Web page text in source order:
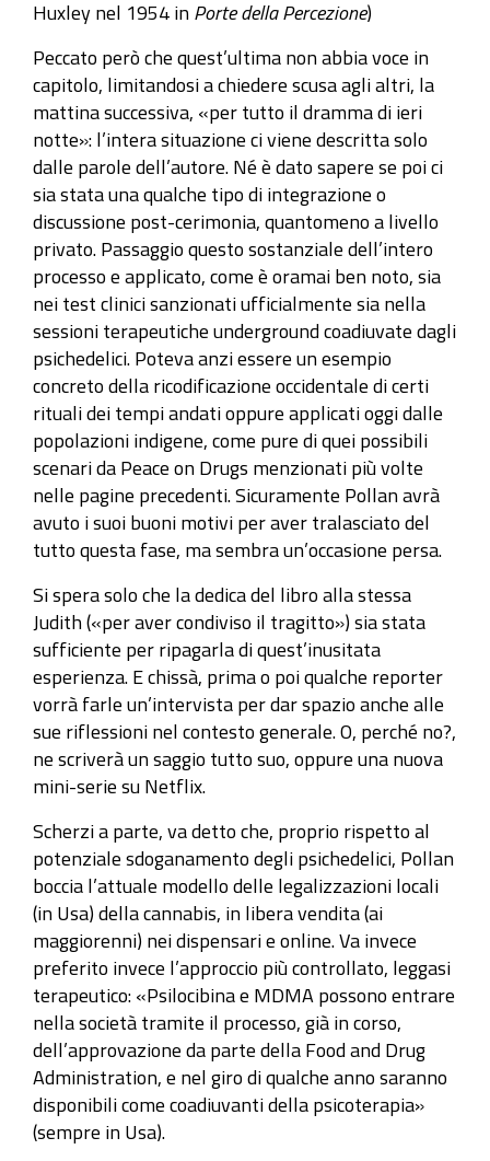
Huxley nel 1954 inPorte della Percezione)
Peccato però che quest’ultima non abbia voce in
capitolo, limitandosi a chiedere scusa agli altri, la
mattina successiva, «per tutto il dramma di ieri
notte»: l’intera situazione ci viene descritta solo
dalle parole dell’autore. Né è dato sapere se poi ci
sia stata una qualche tipo di integrazione o
discussione post-cerimonia, quantomeno a livello
privato. Passaggio questo sostanziale dell’intero
processo e applicato, come è oramai ben noto, sia
nei test clinici sanzionati ufficialmente sia nella
sessioni terapeutiche underground coadiuvate dagli
psichedelici. Poteva anzi essere un esempio
concreto della ricodificazione occidentale di certi
rituali dei tempi andati oppure applicati oggi dalle
popolazioni indigene, come pure di quei possibili
scenari da Peace on Drugs menzionati più volte
nelle pagine precedenti. Sicuramente Pollan avrà
avuto i suoi buoni motivi per aver tralasciato del
tutto questa fase, ma sembra un’occasione persa.
Si spera solo che la dedica del libro alla stessa
Judith («per aver condiviso il tragitto») sia stata
sufficiente per ripagarla di quest’inusitata
esperienza. E chissà, prima o poi qualche reporter
vorrà farle un’intervista per dar spazio anche alle
sue riflessioni nel contesto generale. O, perché no?,
ne scriverà un saggio tutto suo, oppure una nuova
mini-serie su Netflix.
Scherzi a parte, va detto che, proprio rispetto al
potenziale sdoganamento degli psichedelici, Pollan
boccia l’attuale modello delle legalizzazioni locali
(in Usa) della cannabis, in libera vendita (ai
maggiorenni) nei dispensari e online. Va invece
preferito invece l’approccio più controllato, leggasi
terapeutico: «Psilocibina e MDMA possono entrare
nella società tramite il processo, già in corso,
dell’approvazione da parte della Food and Drug
Administration, e nel giro di qualche anno saranno
disponibili come coadiuvanti della psicoterapia»
(sempre in Usa).